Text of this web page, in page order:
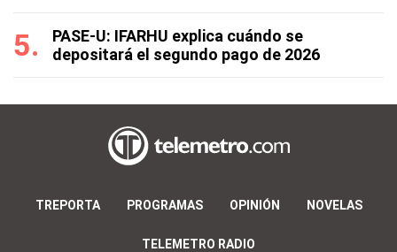
PASE-U: IFARHU explica cuándo se
depositará el segundo pago de 2026
TREPORTA PROGRAMAS OPINIÓN NOVELAS
TELEMETRO RADIO